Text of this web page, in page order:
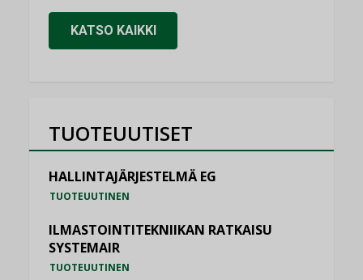
KATSO KAIKKI
TUOTEUUTISET
HALLINTAJÄRJESTELMÄ EG
TUOTEUUTINEN
ILMASTOINTITEKNIIKAN RATKAISU
SYSTEMAIR
TUOTEUUTINEN